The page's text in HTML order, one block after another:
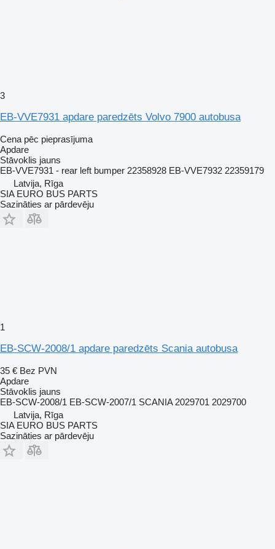
3
EB-VVE7931 apdare paredzēts Volvo 7900 autobusa
Cena pēc pieprasījuma
Apdare
Stāvoklis jauns
EB-VVE7931 - rear left bumper 22358928 EB-VVE7932 22359179
Latvija, Rīga
SIA EURO BUS PARTS
Sazināties ar pārdevēju
1
EB-SCW-2008/1 apdare paredzēts Scania autobusa
35 € Bez PVN
Apdare
Stāvoklis jauns
EB-SCW-2008/1 EB-SCW-2007/1 SCANIA 2029701 2029700
Latvija, Rīga
SIA EURO BUS PARTS
Sazināties ar pārdevēju